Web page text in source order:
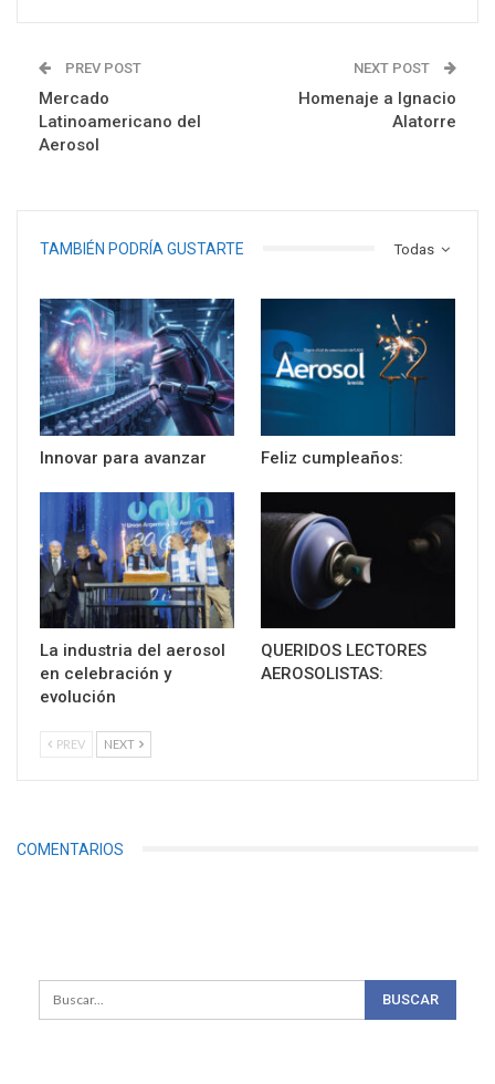
PREV POST
Mercado
Latinoamericano del
Aerosol
NEXT POST
Homenaje a Ignacio
Alatorre
Todas
TAMBIÉN PODRÍA GUSTARTE
Innovar para avanzar Feliz cumpleaños:
La industria del aerosol
en celebración y
evolución
QUERIDOS LECTORES
AEROSOLISTAS:
PREV NEXT
COMENTARIOS